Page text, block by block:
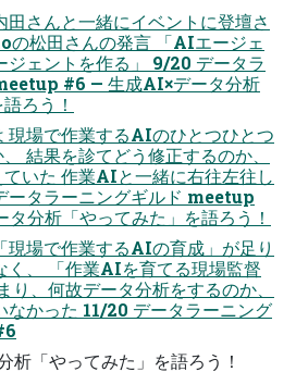
田さんと一緒にイベントに登壇さ
松田さんの発言 「AIエージェ
ジェントを作る」 9/20 データラ
#6 — 生成AI×データ分析
ろう！
現場で作業するAIのひとつひとつ
結果を診てどう修正するのか、
いた 作業AIと一緒に右往左往し
ータラーニングギルド meetup
分析「やってみた」を語ろう！
現場で作業するAIの育成」が足り
く、 「作業AIを育てる現場監督
、何故データ分析をするのか、
なかった 11/20 データラーニング
析「やってみた」を語ろう！